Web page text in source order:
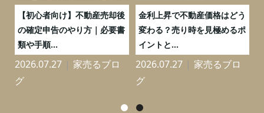
【初心者向け】不動産売却後
の確定申告のやり方｜必要書
類や手順...
2026.07.27
家売るブロ
グ
金利上昇で不動産価格はどう
変わる？売り時を見極めるポ
イントと...
2026.07.27
家売るブロ
グ